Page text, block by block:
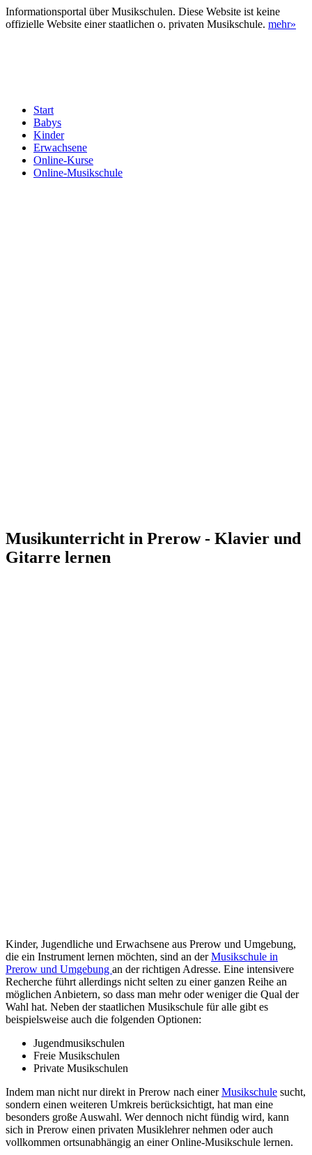
Informationsportal über Musikschulen. Diese Website ist keine
offizielle Website einer staatlichen o. privaten Musikschule. mehr»
Start
Babys
Kinder
Erwachsene
Online-Kurse
Online-Musikschule
Musikunterricht in Prerow - Klavier und
Gitarre lernen
Kinder, Jugendliche und Erwachsene aus Prerow und Umgebung,
die ein Instrument lernen möchten, sind an derMusikschule in
Prerow und Umgebung an der richtigen Adresse. Eine intensivere
Recherche führt allerdings nicht selten zu einer ganzen Reihe an
möglichen Anbietern, so dass man mehr oder weniger die Qual der
Wahl hat. Neben der staatlichen Musikschule für alle gibt es
beispielsweise auch die folgenden Optionen:
Jugendmusikschulen
Freie Musikschulen
Private Musikschulen
Indem man nicht nur direkt in Prerow nach einerMusikschule sucht,
sondern einen weiteren Umkreis berücksichtigt, hat man eine
besonders große Auswahl. Wer dennoch nicht fündig wird, kann
sich in Prerow einen privaten Musiklehrer nehmen oder auch
vollkommen ortsunabhängig an einer Online-Musikschule lernen.